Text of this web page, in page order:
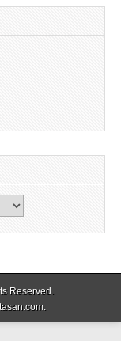
Reserved.
.